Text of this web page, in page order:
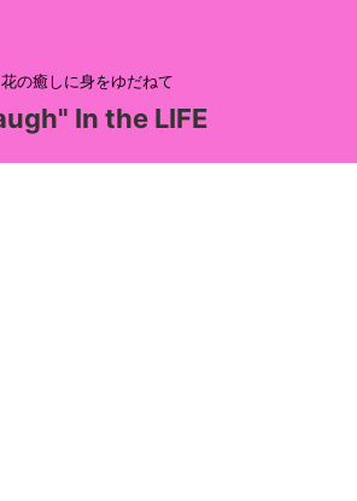
花の癒しに身をゆだねて
In the LIFE